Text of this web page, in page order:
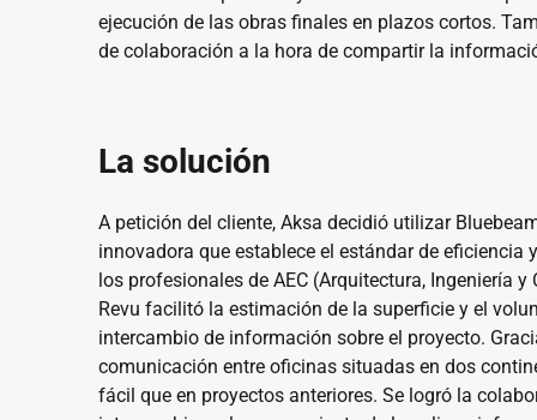
ejecución de las obras finales en plazos cortos.
de colaboración a la hora de compartir la
La solución
A petición del cliente, Aksa decidió utilizar
innovadora que establece el estándar de eficiencia
los profesionales de AEC (Arquitectura, Ingeniería
Revu facilitó la estimación de la superficie y el
intercambio de información sobre el proyecto.
comunicación entre oficinas situadas en dos
fácil que en proyectos anteriores. Se logró la